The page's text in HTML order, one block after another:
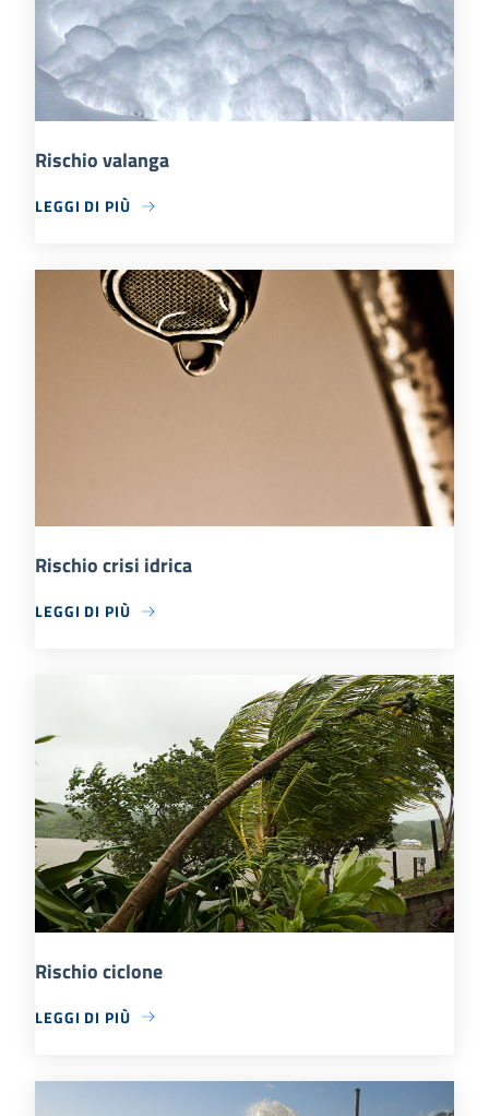
Rischio valanga
LEGGI DI PIÙ
Rischio crisi idrica
LEGGI DI PIÙ
Rischio ciclone
LEGGI DI PIÙ